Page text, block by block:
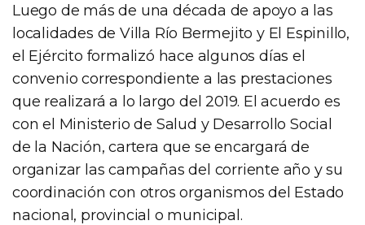
Luego de más de una década de apoyo a las
localidades de Villa Río Bermejito y El Espinillo,
el Ejército formalizó hace algunos días el
convenio correspondiente a las prestaciones
que realizará a lo largo del 2019. El acuerdo es
con el Ministerio de Salud y Desarrollo Social
de la Nación, cartera que se encargará de
organizar las campañas del corriente año y su
coordinación con otros organismos del Estado
nacional, provincial o municipal.